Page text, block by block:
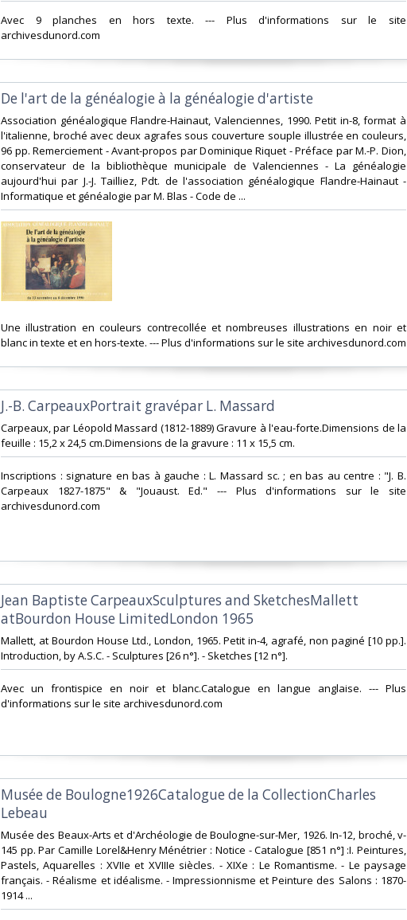
‎Avec 9 planches en hors texte. --- Plus d'informations sur le site
archivesdunord.com‎
‎De l'art de la généalogie à la généalogie d'artiste‎
‎Association généalogique Flandre-Hainaut, Valenciennes, 1990. Petit in-8, format à
l'italienne, broché avec deux agrafes sous couverture souple illustrée en couleurs,
96 pp. Remerciement - Avant-propos par Dominique Riquet - Préface par M.-P. Dion,
conservateur de la bibliothèque municipale de Valenciennes - La généalogie
aujourd'hui par J.-J. Tailliez, Pdt. de l'association généalogique Flandre-Hainaut -
Informatique et généalogie par M. Blas - Code de ...‎
‎Une illustration en couleurs contrecollée et nombreuses illustrations en noir et
blanc in texte et en hors-texte. --- Plus d'informations sur le site archivesdunord.com‎
‎J.-B. CarpeauxPortrait gravépar L. Massard‎
‎Carpeaux, par Léopold Massard (1812-1889) Gravure à l'eau-forte.Dimensions de la
feuille : 15,2 x 24,5 cm.Dimensions de la gravure : 11 x 15,5 cm. ‎
‎Inscriptions : signature en bas à gauche : L. Massard sc. ; en bas au centre : "J. B.
Carpeaux 1827-1875" & "Jouaust. Ed." --- Plus d'informations sur le site
archivesdunord.com‎
‎Jean Baptiste CarpeauxSculptures and SketchesMallett
atBourdon House LimitedLondon 1965‎
‎Mallett, at Bourdon House Ltd., London, 1965. Petit in-4, agrafé, non paginé [10 pp.].
Introduction, by A.S.C. - Sculptures [26 n°]. - Sketches [12 n°].‎
‎Avec un frontispice en noir et blanc.Catalogue en langue anglaise. --- Plus
d'informations sur le site archivesdunord.com‎
‎Musée de Boulogne1926Catalogue de la CollectionCharles
Lebeau‎
‎Musée des Beaux-Arts et d'Archéologie de Boulogne-sur-Mer, 1926. In-12, broché, v-
145 pp. Par Camille Lorel&Henry Ménétrier : Notice - Catalogue [851 n°] :I. Peintures,
Pastels, Aquarelles : XVIIe et XVIIIe siècles. - XIXe : Le Romantisme. - Le paysage
français. - Réalisme et idéalisme. - Impressionnisme et Peinture des Salons : 1870-
1914 ...‎